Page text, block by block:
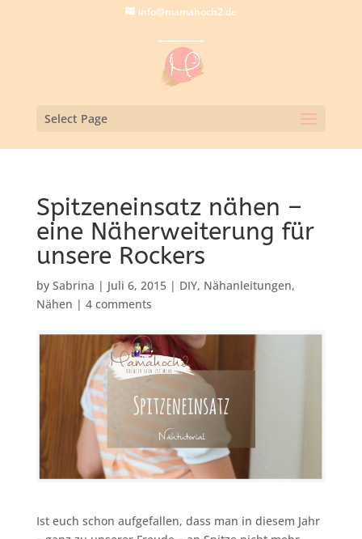
info@mamahoch2.de
Select Page
Spitzeneinsatz nähen –
eine Näherweiterung für
unsere Rockers
by Sabrina | Juli 6, 2015| DIY, Nähanleitungen,
Nähen | 4 comments
Ist euch schon aufgefallen, dass man in diesem Jahr